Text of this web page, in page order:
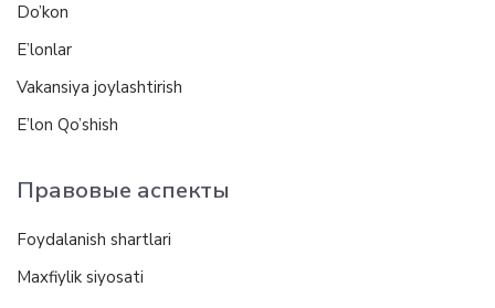
Do’kon
E’lonlar
Vakansiya joylashtirish
E’lon Qo’shish
Правовые аспекты
Foydalanish shartlari
Maxfiylik siyosati